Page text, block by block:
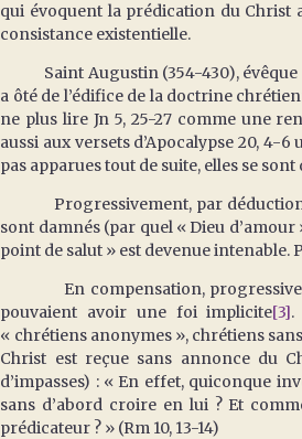
qui évoquent la prédication du Christ
consistance existentielle.
Saint Augustin (354-430), évêque
a ôté de l’édifice de la doctrine
ne plus lire Jn 5, 25-27 comme une
aussi aux versets d’Apocalypse 20,
pas apparues tout de suite, elles se
Progressivement, par déduction
sont damnés (par quel « Dieu
point de salut » est devenue intenable.
En compensation,
pouvaient avoir une foi implicite[3].
« chrétiens anonymes », chrétiens
Christ est reçue sans annonce du
d’impasses) : « En effet, quiconque
sans d’abord croire en lui ? Et
prédicateur ? » (Rm 10, 13-14)